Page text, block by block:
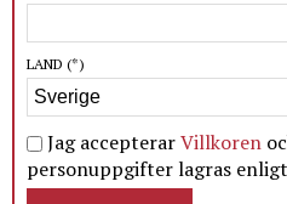
LAND (*)
Jag accepterarVillkoren
personuppgifter lagras